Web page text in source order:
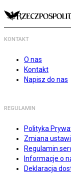
KONTAKT
O nas
Kontakt
Napisz do nas
REGULAMIN
Polityka
Zmiana
Regulamin
Informacje o
Deklaracja